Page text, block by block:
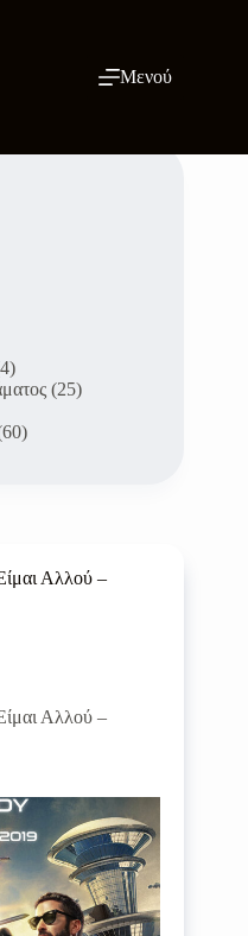
Μενού
Αλλού –
Αλλού –
(25)